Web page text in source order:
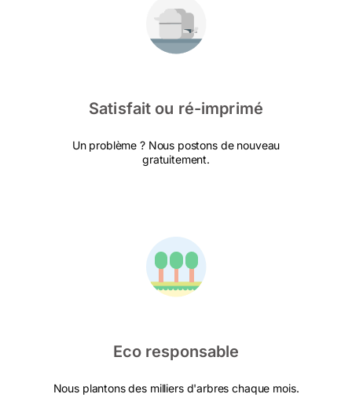
Satisfait ou ré-imprimé
Un problème ? Nous postons de nouveau
gratuitement.
Eco responsable
Nous plantons des milliers d'arbres chaque mois.